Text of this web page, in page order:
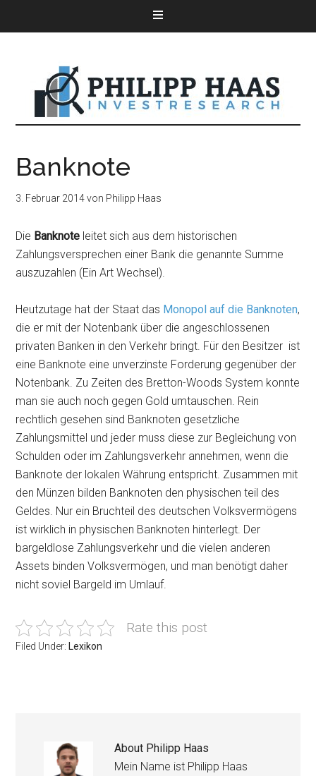
Banknote
3. Februar 2014von Philipp Haas
Die Banknote leitet sich aus dem historischen
Zahlungsversprechen einer Bank die genannte Summe
auszuzahlen (Ein Art Wechsel).
Heutzutage hat der Staat das Monopol auf die Banknoten,
die er mit der Notenbank über die angeschlossenen
privaten Banken in den Verkehr bringt. Für den Besitzer ist
eine Banknote eine unverzinste Forderung gegenüber der
Notenbank. Zu Zeiten des Bretton-Woods System konnte
man sie auch noch gegen Gold umtauschen. Rein
rechtlich gesehen sind Banknoten gesetzliche
Zahlungsmittel und jeder muss diese zur Begleichung von
Schulden oder im Zahlungsverkehr annehmen, wenn die
Banknote der lokalen Währung entspricht. Zusammen mit
den Münzen bilden Banknoten den physischen teil des
Geldes. Nur ein Bruchteil des deutschen Volksvermögens
ist wirklich in physischen Banknoten hinterlegt. Der
bargeldlose Zahlungsverkehr und die vielen anderen
Assets binden Volksvermögen, und man benötigt daher
nicht soviel Bargeld im Umlauf.
Rate this post
Filed Under: Lexikon
About Philipp Haas
Mein Name ist Philipp Haas